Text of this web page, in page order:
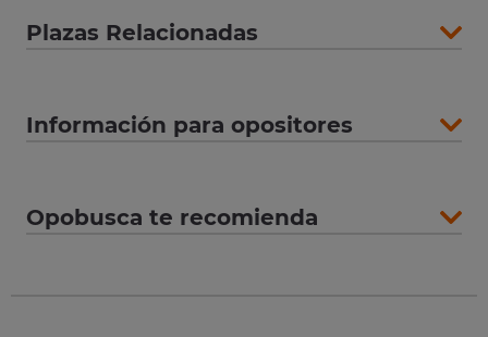
Plazas Relacionadas
Información para opositores
Opobusca te recomienda